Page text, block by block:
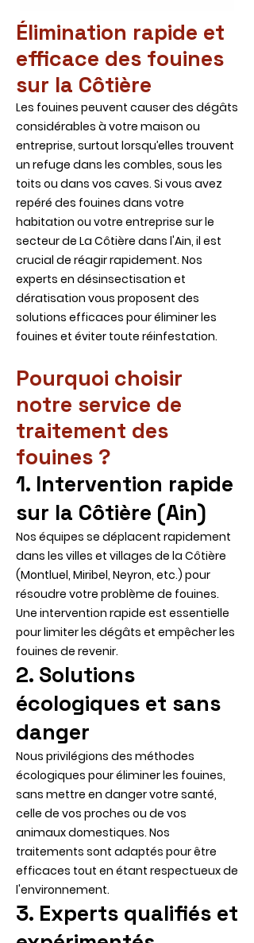
Élimination rapide et
efficace des fouines
sur la Côtière
Les fouines peuvent causer des dégâts
considérables à votre maison ou
entreprise, surtout lorsqu’elles trouvent
un refuge dans les combles, sous les
toits ou dans vos caves. Si vous avez
repéré des fouines dans votre
habitation ou votre entreprise sur le
secteur de La Côtière dans l'Ain, il est
crucial de réagir rapidement. Nos
experts en désinsectisation et
dératisation vous proposent des
solutions efficaces pour éliminer les
fouines et éviter toute réinfestation.
Pourquoi choisir
notre service de
traitement des
fouines ?
1. Intervention rapide
sur la Côtière (Ain)
Nos équipes se déplacent rapidement
dans les villes et villages de la Côtière
(Montluel, Miribel, Neyron, etc.) pour
résoudre votre problème de fouines.
Une intervention rapide est essentielle
pour limiter les dégâts et empêcher les
fouines de revenir.
2. Solutions
écologiques et sans
danger
Nous privilégions des méthodes
écologiques pour éliminer les fouines,
sans mettre en danger votre santé,
celle de vos proches ou de vos
animaux domestiques. Nos
traitements sont adaptés pour être
efficaces tout en étant respectueux de
l'environnement.
3. Experts qualifiés et